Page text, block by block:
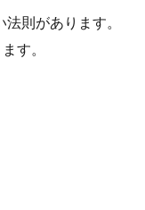
則があります。
す。